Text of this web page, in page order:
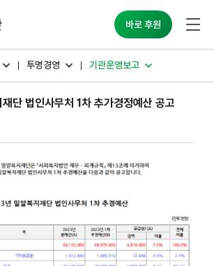
바로 후원
투명경영 기관운영보고
단 법인사무처 1차 추가경정예산 공고